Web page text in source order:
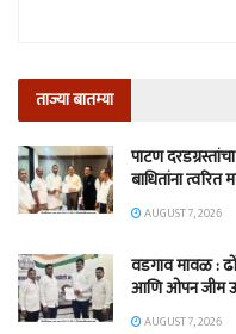
ताज्या बातम्या
पाटण
बाधितांना त्वरित
AUGUST 7, 2026
वडगाव मावळ :
आणि ओपन जीम
AUGUST 7, 2026